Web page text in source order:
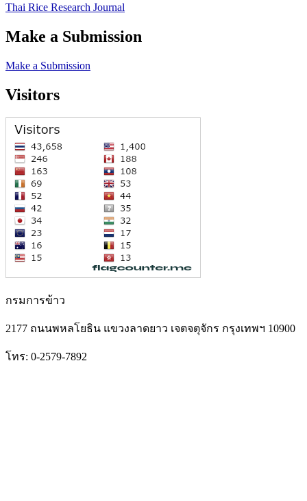
Thai Rice Research Journal
Make a Submission
Make a Submission
Visitors
กรมการข้าว
2177 ถนนพหลโยธิน แขวงลาดยาว เจตจตุจักร กรุงเทพฯ 10900
โทร: 0-2579-7892